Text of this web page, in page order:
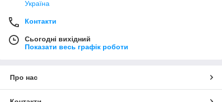
Україна
Контакти
Сьогодні вихідний
Показати весь графік роботи
Про нас